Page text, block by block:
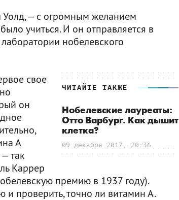
Уолд, — с огромным желанием
учиться. И он отправляется в
нобелевского
ЧИТАЙТЕ ТАКЖЕ
Нобелевские лауреаты:
Отто Варбург. Как дышит
клетка?
09 декабря 2017, 20:36
свое
он
А
так
Каррер
премию в 1937 году).
и проверить, точно ли витамин А.